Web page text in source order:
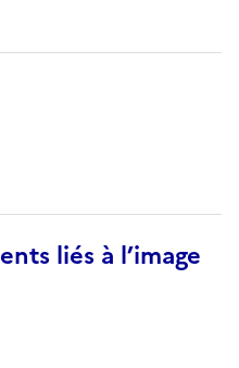
liés à l’image